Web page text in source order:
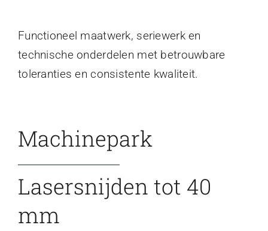
Functioneel maatwerk, seriewerk en
technische onderdelen met betrouwbare
toleranties en consistente kwaliteit.
Machinepark
Lasersnijden tot 40
mm